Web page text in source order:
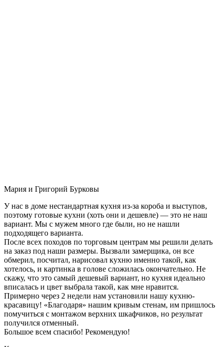
Мария и Григорий Бурковы
У нас в доме нестандартная кухня из-за короба и выступов,
поэтому готовые кухни (хоть они и дешевле) — это не наш
вариант. Мы с мужем много где были, но не нашли
подходящего варианта.
После всех походов по торговым центрам мы решили делать
на заказ под наши размеры. Вызвали замерщика, он все
обмерил, посчитал, нарисовал кухню именно такой, как
хотелось, и картинка в голове сложилась окончательно. Не
скажу, что это самый дешевый вариант, но кухня идеально
вписалась и цвет выбрала такой, как мне нравится.
Примерно через 2 недели нам установили нашу кухню-
красавицу! «Благодаря» нашим кривым стенам, им пришлось
помучиться с монтажом верхних шкафчиков, но результат
получился отменный.
Большое всем спасибо! Рекомендую!